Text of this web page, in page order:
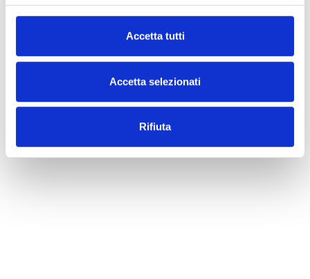
Accetta tutti
Accetta selezionati
Rifiuta